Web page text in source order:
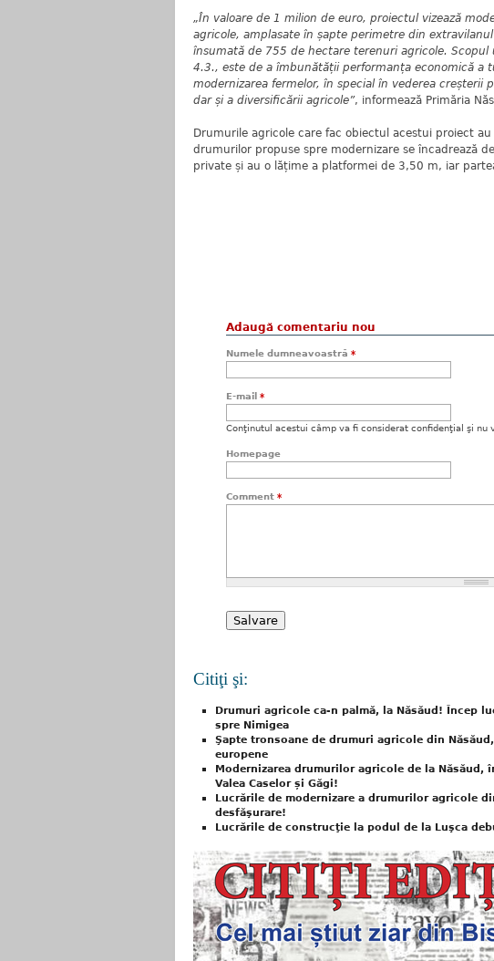
„În valoare de 1 milion de euro, proiectul vizează
agricole, amplasate în șapte perimetre din
însumată de 755 de hectare terenuri agricole.
4.3., este de a îmbunătății performanța economică a
modernizarea fermelor, în special în vederea creșterii
dar și a diversificării agricole”, informează Primăria
Drumurile agricole care fac obiectul acestui proiect
drumurilor propuse spre modernizare se încadrează
private și au o lățime a platformei de 3,50 m, iar
Adaugă comentariu nou
Numele dumneavoastră *
E-mail *
Conţinutul acestui câmp va fi considerat confidenţial şi nu
Homepage
Comment *
Citiţi şi:
Drumuri agricole ca-n palmă, la Năsăud! Încep
spre Nimigea
Şapte tronsoane de drumuri agricole din
europene
Modernizarea drumurilor agricole de la Năsăud,
Valea Caselor și Găgi!
Lucrările de modernizare a drumurilor agricole
desfăşurare!
Lucrările de construcţie la podul de la Luşca